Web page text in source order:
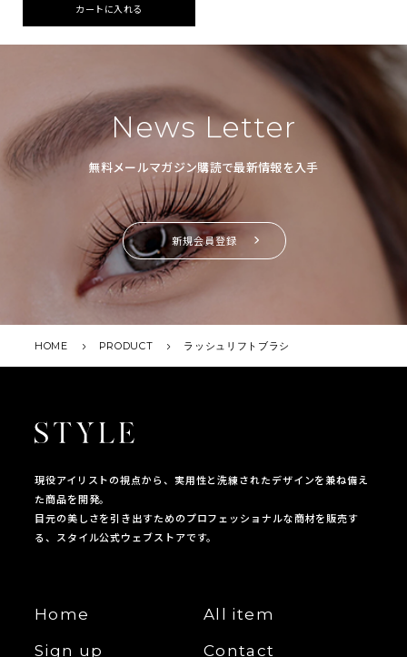
カートに入れる
News Letter
無料メールマガジン購読で最新情報を入手
新規会員登録
HOME PRODUCT ラッシュリフトブラシ
カートへ進む
現役アイリストの視点から、実用性と洗練されたデザインを兼ね備え
た商品を開発。
目元の美しさを引き出すためのプロフェッショナルな商材を販売す
る、スタイル公式ウェブストアです。
Home
Sign up
All item
Contact